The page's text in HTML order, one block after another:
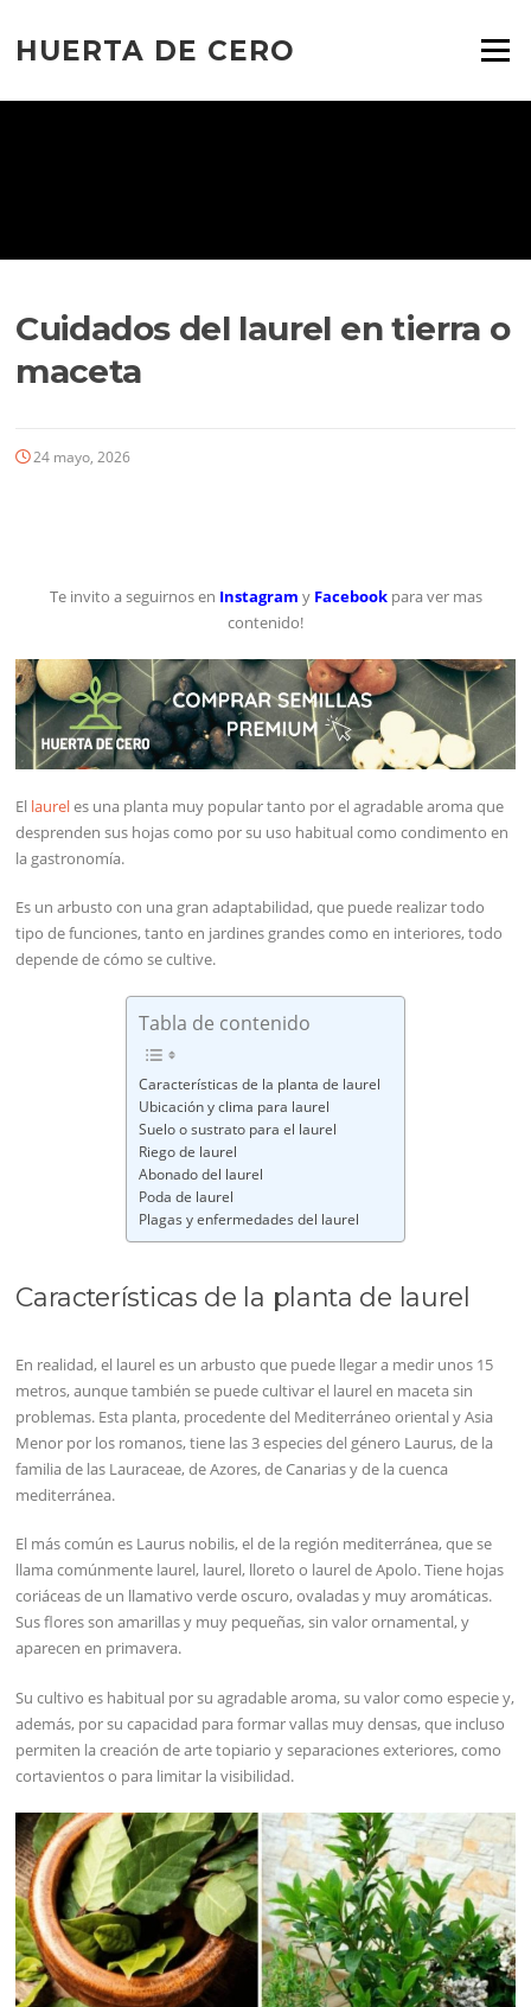
contenido
HUERTA DE CERO Menú
Cuidados del laurel en tierra o
maceta
24 mayo, 2026
Te invito a seguirnos en Instagram y Facebook para ver mas
contenido!
El laureles una planta muy popular tanto por el agradable aroma que
desprenden sus hojas como por su uso habitual como condimento en
la gastronomía.
Es un arbusto con una gran adaptabilidad, que puede realizar todo
tipo de funciones, tanto en jardines grandes como en interiores, todo
depende de cómo se cultive.
Tabla de contenido
Características de la planta de laurel
Ubicación y clima para laurel
Suelo o sustrato para el laurel
Riego de laurel
Abonado del laurel
Poda de laurel
Plagas y enfermedades del laurel
Características de la planta de laurel
En realidad, el laurel es un arbusto que puede llegar a medir unos 15
metros, aunque también se puede cultivar el laurel en maceta sin
problemas. Esta planta, procedente del Mediterráneo oriental y Asia
Menor por los romanos, tiene las 3 especies del género Laurus, de la
familia de las Lauraceae, de Azores, de Canarias y de la cuenca
mediterránea.
El más común es Laurus nobilis, el de la región mediterránea, que se
llama comúnmente laurel, laurel, lloreto o laurel de Apolo. Tiene hojas
coriáceas de un llamativo verde oscuro, ovaladas y muy aromáticas.
Sus flores son amarillas y muy pequeñas, sin valor ornamental, y
aparecen en primavera.
Su cultivo es habitual por su agradable aroma, su valor como especie y,
además, por su capacidad para formar vallas muy densas, que incluso
permiten la creación de arte topiario y separaciones exteriores, como
cortavientos o para limitar la visibilidad.